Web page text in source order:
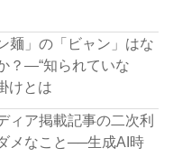
麺」の「ビャン」はな
？―“知られていな
けとは
ィア掲載記事の二次利
メなこと──生成AI時